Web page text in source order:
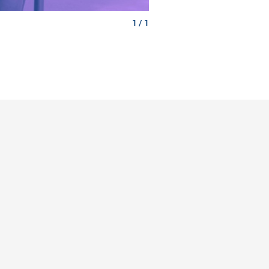
1 / 1